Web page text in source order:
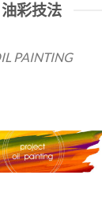
油彩技法
PAINTING